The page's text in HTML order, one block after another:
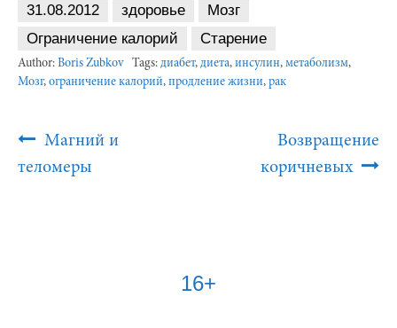
31.08.2012 здоровье
Мозг
Ограничение калорий
Старение
Author: Boris Zubkov Tags: диабет, диета, инсулин, метаболизм,
Мозг, ограничение калорий, продление жизни, рак
Post
Navigation
Магний и
теломеры
Возвращение
коричневых
16+